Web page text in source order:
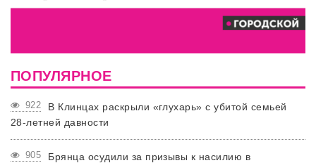
ПОПУЛЯРНОЕ
922
В Клинцах раскрыли «глухарь» с убитой семьей
28-летней давности
905
Брянца осудили за призывы к насилию в